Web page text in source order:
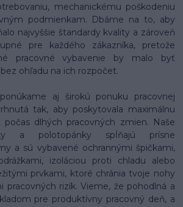
mechanickému poškodeniu
podmienkam. Dbáme na to, aby
najvyššie štandardy kvality a zároveň
pre každého zákazníka, pretože
pracovné vybavenie by malo byť
ohľadu na ich rozpočet.
aj širokú ponuku pracovnej
tak, aby poskytovala maximálnu
dlhých pracovných zmien. Naše
a polotopánky spĺňajú prísne
a sú vybavené ochrannými špičkami,
izoláciou proti chladu alebo
prvkami, ktoré chránia tvoje nohy
pracovných rizík. Vieme, že pohodlná a
pre produktívny pracovný deň, a